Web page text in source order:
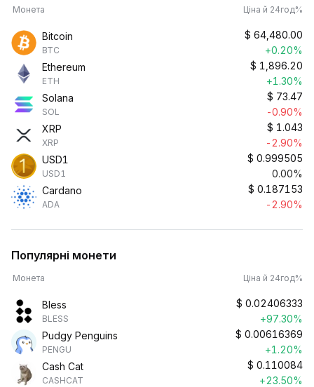
Монета Ціна й 24год%
Bitcoin
BTC
$ 64,480.00
+0.20%
Ethereum
ETH
$ 1,896.20
+1.30%
Solana
SOL
$ 73.47
-0.90%
XRP
XRP
$ 1.043
-2.90%
USD1
USD1
$ 0.999505
0.00%
Cardano
ADA
$ 0.187153
-2.90%
Популярні монети
Монета Ціна й 24год%
Bless
BLESS
$ 0.02406333
+97.30%
Pudgy Penguins
PENGU
$ 0.00616369
+1.20%
Cash Cat
CASHCAT
$ 0.110084
+23.50%